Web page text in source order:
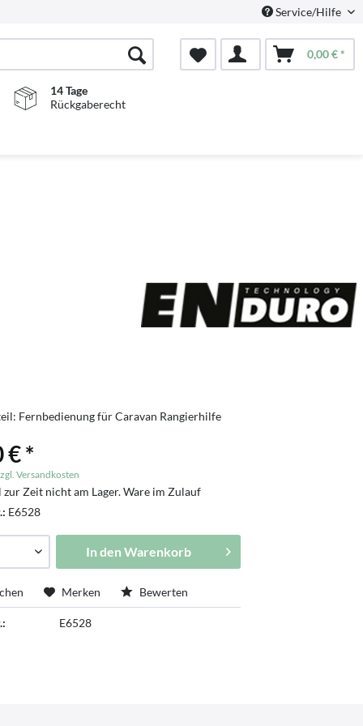
Service/Hilfe
0,00 € *
14 Tage
Rückgaberecht
Fernbedienung für Caravan Rangierhilfe
€ *
Versandkosten
Zeit nicht am Lager. Ware im Zulauf
E6528
In den Warenkorb
Merken Bewerten
E6528